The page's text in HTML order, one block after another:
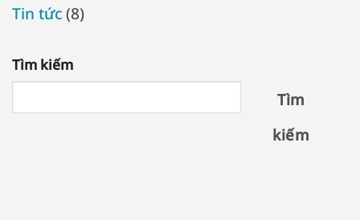
Tin tức(8)
Tìm kiếm
Tìm
kiếm